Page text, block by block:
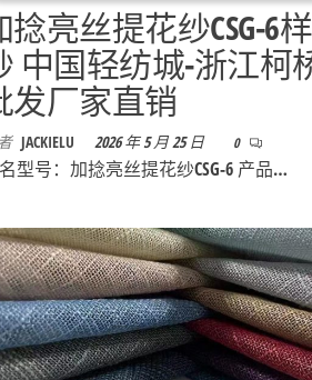
捻亮丝提花纱CSG-6
中国轻纺城-浙江柯
发厂家直销
JACKIELU 2026 年 5 月 25 日 0
型号：加捻亮丝提花纱CSG-6 产品…